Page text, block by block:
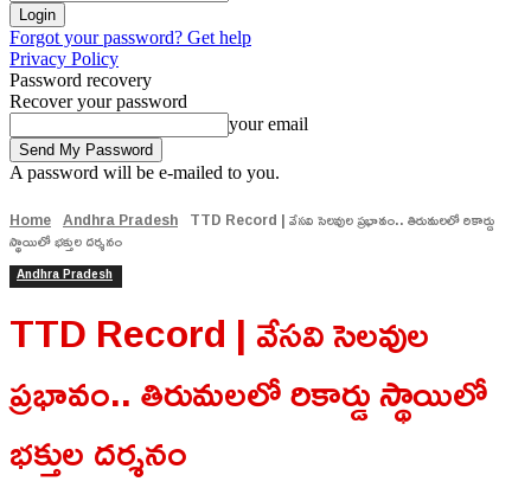
Forgot your password? Get help
Privacy Policy
Password recovery
Recover your password
your email
A password will be e-mailed to you.
Home Andhra Pradesh TTD Record | వేసవి సెలవుల ప్రభావం.. తిరుమలలో రికార్డు
స్థాయిలో భక్తుల దర్శనం
Andhra Pradesh
TTD Record | వేసవి సెలవుల
ప్రభావం.. తిరుమలలో రికార్డు స్థాయిలో
భక్తుల దర్శనం